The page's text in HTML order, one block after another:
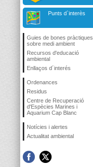
Punts d`interès
Guies de bones pràctiques
sobre medi ambient
Recursos d'educació
ambiental
Enllaços d´interés
Ordenances
Residus
Centre de Recuperació
d'Espècies Marines i
Aquarium Cap Blanc
Notícies i alertes
Actualitat ambiental